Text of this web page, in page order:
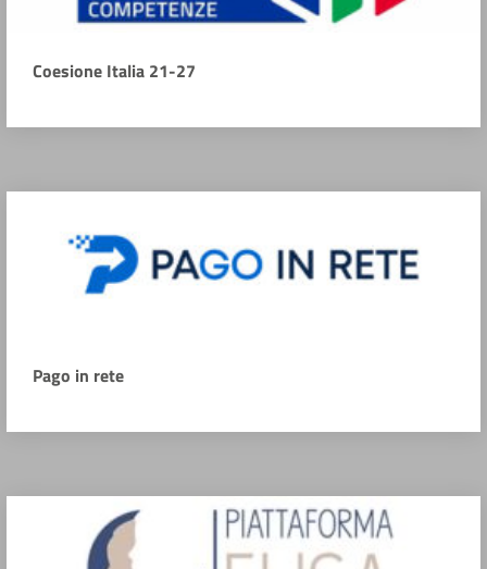
Coesione Italia 21-27
Pago in rete